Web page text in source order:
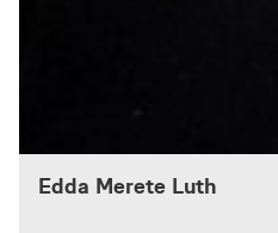
Edda Merete Luth